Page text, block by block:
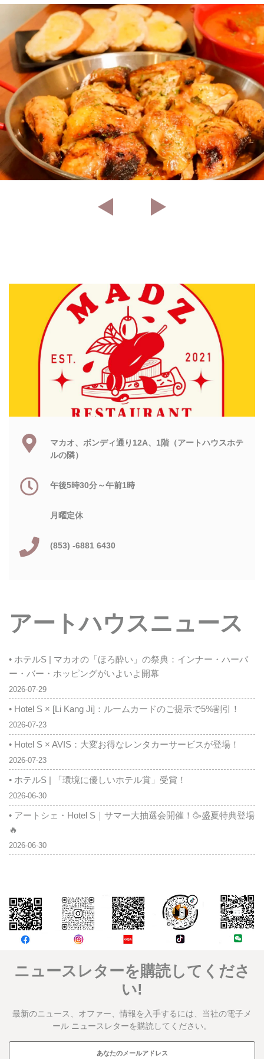
マカオ、ボンディ通り12A、1階（アートハウスホテ
ルの隣）
午後5時30分～午前1時
月曜定休
(853) -6881 6430
アートハウスニュース
• ホテルS | マカオの「ほろ酔い」の祭典：インナー・ハーバ
ー・バー・ホッピングがいよいよ開幕
2026-07-29
• Hotel S × [Li Kang Ji]：ルームカードのご提示で5%割引！
2026-07-23
• Hotel S × AVIS：大変お得なレンタカーサービスが登場！
2026-07-23
• ホテルS | 「環境に優しいホテル賞」受賞！
2026-06-30
• アートシェ・Hotel S｜サマー大抽選会開催！🥳盛夏特典登場
🔥
2026-06-30
コメント
ニュースレターを購読してくださ
い!
最新のニュース、オファー、情報を入手するには、当社の電子メ
ール ニュースレターを購読してください。